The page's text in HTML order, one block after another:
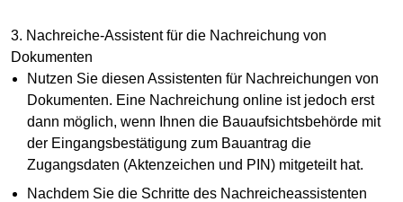
3. Nachreiche-Assistent für die Nachreichung von
Dokumenten
Nutzen Sie diesen Assistenten für Nachreichungen von
Dokumenten. Eine Nachreichung online ist jedoch erst
dann möglich, wenn Ihnen die Bauaufsichtsbehörde mit
der Eingangsbestätigung zum Bauantrag die
Zugangsdaten (Aktenzeichen und PIN) mitgeteilt hat.
Nachdem Sie die Schritte des Nachreicheassistenten